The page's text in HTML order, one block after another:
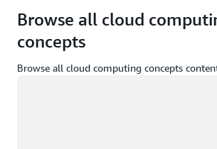
Browse all cloud
concepts
Browse all cloud computing concepts